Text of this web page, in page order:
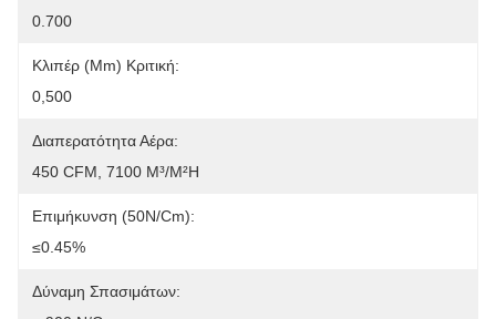
0.700
Κλιπέρ (mm) Κριτική:
0,500
Διαπερατότητα Αέρα:
450 CFM, 7100 M³/m²h
Επιμήκυνση (50N/cm):
≤0.45%
Δύναμη Σπασιμάτων: